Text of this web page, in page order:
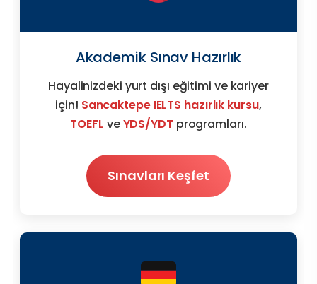
Akademik Sınav Hazırlık
Hayalinizdeki yurt dışı eğitimi ve kariyer
için! Sancaktepe IELTS hazırlık kursu,
TOEFL veYDS/YDT programları.
Sınavları Keşfet